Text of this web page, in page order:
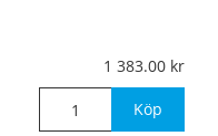
1mm (väggmontage)
1 383.00
Köp